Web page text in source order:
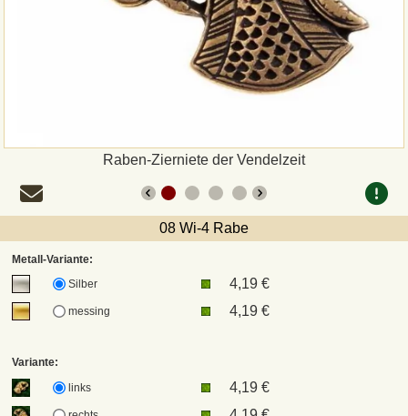
Raben-Zierniete der Vendelzeit
08 Wi-4 Rabe
Metall-Variante:
Silber
4,19 €
messing 4,19 €
Variante:
links
4,19 €
UPS
DHL Paket
DPD
DHL Express